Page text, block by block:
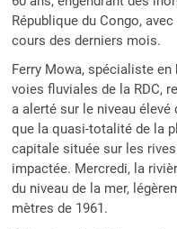
République du Congo,
cours des derniers mois.
Ferry Mowa, spécialiste
voies fluviales de la RDC,
a alerté sur le niveau élevé
que la quasi-totalité de la
capitale située sur les
impactée. Mercredi, la
du niveau de la mer,
mètres de 1961.